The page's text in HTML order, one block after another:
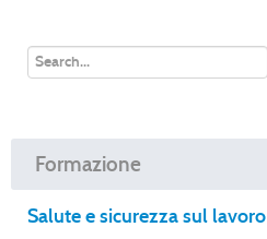
Formazione
Salute e sicurezza sul lavoro